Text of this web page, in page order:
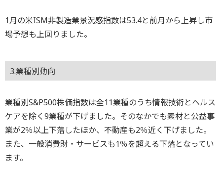
1月の米ISM非製造業景況感指数は53.4と前月から上昇し市
場予想も上回りました。
3.業種別動向
業種別S&P500株価指数は全11業種のうち情報技術とヘルス
ケアを除く9業種が下げました。そのなかでも素材と公益事
業が2％以上下落したほか、不動産も2％近く下げました。
また、一般消費財・サービスも1％を超える下落となってい
ます。